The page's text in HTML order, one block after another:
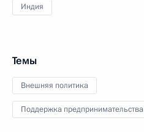
Индия
Темы
Внешняя политика
Поддержка предпринимательства